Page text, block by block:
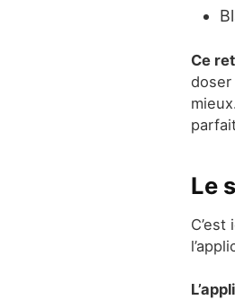
Ce
doser
Le
C’est